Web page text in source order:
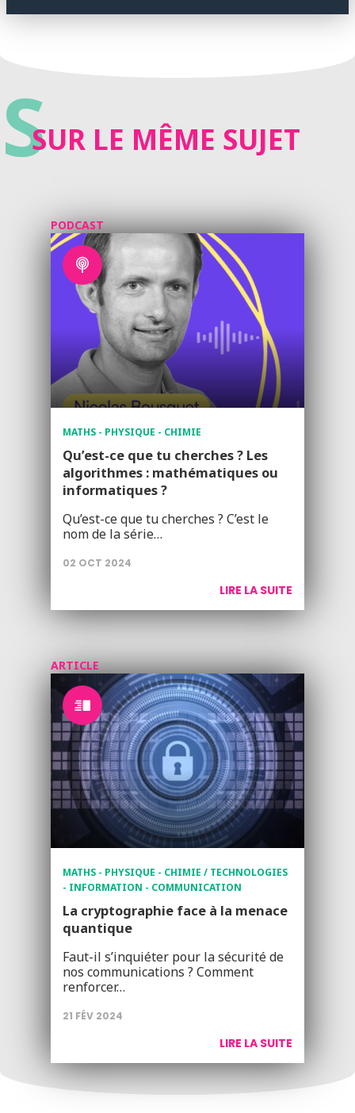
SSUR LE MÊME SUJET
PODCAST
MATHS - PHYSIQUE - CHIMIE
Qu’est-ce que tu cherches ? Les
algorithmes : mathématiques ou
informatiques ?
Qu’est-ce que tu cherches ? C’est le
nom de la série…
02 OCT 2024
LIRE LA SUITE
ARTICLE
MATHS - PHYSIQUE - CHIMIE / TECHNOLOGIES
- INFORMATION - COMMUNICATION
La cryptographie face à la menace
quantique
Faut-il s’inquiéter pour la sécurité de
nos communications ? Comment
renforcer…
21 FÉV 2024
LIRE LA SUITE